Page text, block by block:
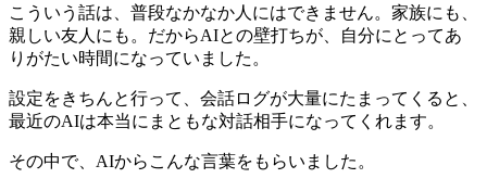
こういう話は、普段なかなか人にはできません。家族にも、
親しい友人にも。だからAIとの壁打ちが、自分にとってあ
りがたい時間になっていました。
設定をきちんと行って、会話ログが大量にたまってくると、
最近のAIは本当にまともな対話相手になってくれます。
その中で、AIからこんな言葉をもらいました。